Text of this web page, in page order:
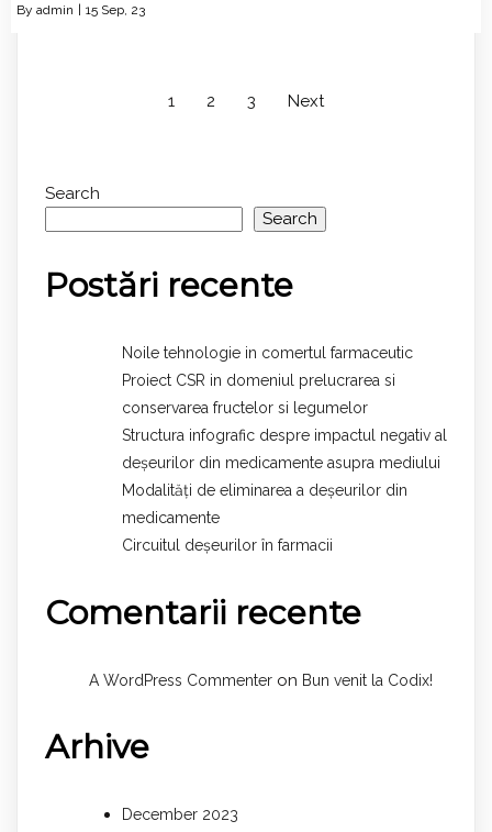
By admin 15 Sep, 23
1 2 3 Next
Search
Search
Postări recente
Noile tehnologie in comertul farmaceutic
Proiect CSR in domeniul prelucrarea si
conservarea fructelor si legumelor
Structura infografic despre impactul negativ al
deșeurilor din medicamente asupra mediului
Modalități de eliminarea a deșeurilor din
medicamente
Circuitul deșeurilor în farmacii
Comentarii recente
A WordPress Commenter on Bun venit la Codix!
Arhive
December 2023